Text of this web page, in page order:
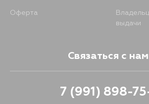
Оферта
выдачи
Связаться с
7 (991) 898-